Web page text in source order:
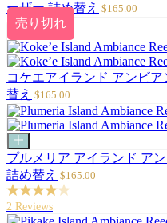
ト
に
追
加
ーザー 詰め替え セ
価
格
$165.00
売り切れ
コケエアイランド アンビ
替え セ
ー
ル
$165.00
カ
ー
ト
に
追
加
プルメリア アイランド ア
詰め替え セ
ー
価
$165.00
2 Reviews